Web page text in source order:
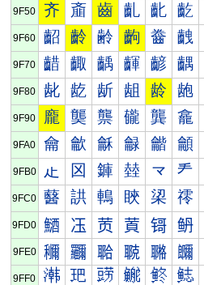
9F50 齐 齑 齒 齓 齔 齕
9F60 齠 齡 齢 齣 齤 齥
9F70 齰 齱 齲 齳 齴 齵
9F80 龀 龁 龂 龃 龄 龅
9F90 龐 龑 龒 龓 龔 龕
9FA0 龠 龡 龢 龣 龤 龥
9FB0 龰 龱 龲 龳 龴 龵
9FC0 鿀 鿁 鿂 鿃 鿄 鿅
9FD0 鿐 鿑 鿒 鿓 鿔 鿕
9FE0 鿠 鿡 鿢 鿣 鿤 鿥
9FF0 鿰 鿱 鿲 鿳 鿴 鿵